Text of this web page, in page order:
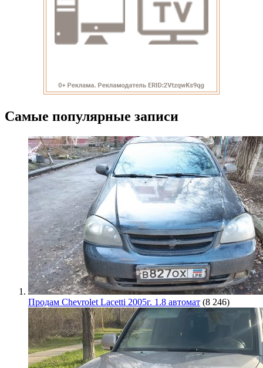
Самые популярные записи
Продам Chevrolet Lacetti 2005г. 1.8 автомат (8 246)